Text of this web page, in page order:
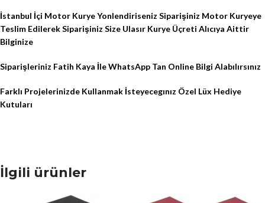
İstanbul İçi Motor Kurye Yonlendiriseniz Siparişiniz Motor Kuryeye
Teslim Edilerek Siparişiniz Size Ulasır Kurye Üçreti Alıcıya Aittir
Bilginize
Siparişleriniz Fatih Kaya İle WhatsApp Tan Online Bilgi Alabılırsınız
Farklı Projelerinizde Kullanmak İsteyecegınız Özel Lüx Hediye
Kutuları
İlgili ürünler